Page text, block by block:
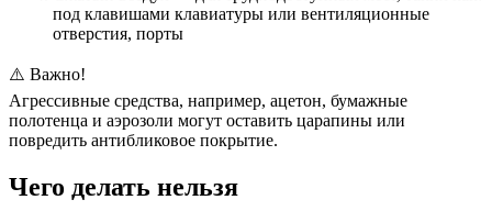
под клавишами клавиатуры или вентиляционные
отверстия, порты
⚠️ Важно!
Агрессивные средства, например, ацетон, бумажные
полотенца и аэрозоли могут оставить царапины или
повредить антибликовое покрытие.
Чего делать нельзя